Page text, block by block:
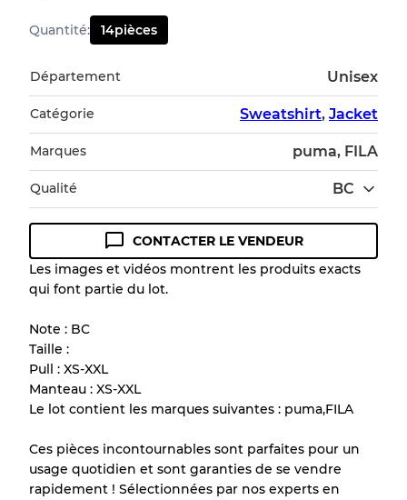
Quantité: 14pièces
Département Unisex
Catégorie Sweatshirt, Jacket
Marques puma, FILA
Qualité BC
Guide des conditions
Tous les produits incluent un niveau de
de chaque article avant l'achat.
en raison de la vente en gros
Notre système à 3 niveaux
CONTACTER LE VENDEUR
Les images et vidéos montrent les produits exacts
qui font partie du lot.
Note : BC
Taille :
Pull : XS-XXL
Manteau : XS-XXL
Le lot contient les marques suivantes : puma,FILA
Ces pièces incontournables sont parfaites pour un
usage quotidien et sont garanties de se vendre
rapidement ! Sélectionnées par nos experts en